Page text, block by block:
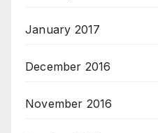
January 2017
December 2016
November 2016